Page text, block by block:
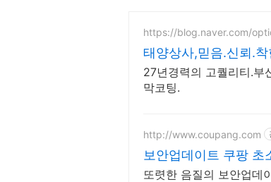
https://blog.naver.com/
태양상사,믿음.신뢰.착
27년경력의 고퀄리티.부
막코팅.
http://www.coupang.com
보안업데이트 쿠팡 초
또렷한 음질의 보안업데